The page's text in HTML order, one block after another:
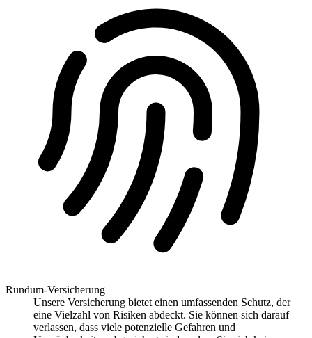
Rundum-Versicherung
Unsere Versicherung bietet einen umfassenden Schutz, der
eine Vielzahl von Risiken abdeckt. Sie können sich darauf
verlassen, dass viele potenzielle Gefahren und